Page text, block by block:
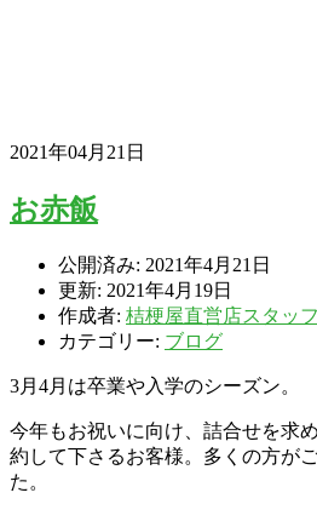
2021年04月21日
お赤飯
公開済み: 2021年4月21日
更新: 2021年4月19日
作成者: 桔梗屋直営店スタッフ
カテゴリー: ブログ
3月4月は卒業や入学のシーズン。
今年もお祝いに向け、詰合せを求
約して下さるお客様。多くの方が
た。